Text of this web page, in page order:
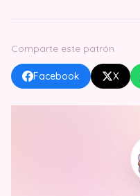
Comparte este patrón
Facebook X